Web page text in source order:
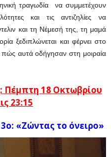
τραγωδία να συμμετέχουν
και τις αντιζηλίες να
και τη Νέμεσή της, τη μαμά
ξεδιπλώνεται και φέρνει στο
αυτά οδήγησαν στη μοιραία
Πέμπτη 18 Οκτωβρίου
23:15
«Ζώντας το όνειρο»